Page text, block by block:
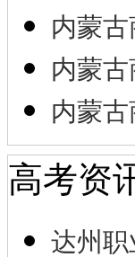
内蒙
内蒙
内蒙
高考资
达州职